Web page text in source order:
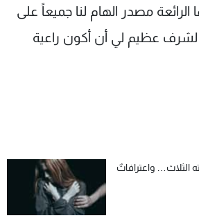
مصدر الهام لنا جميعاً على
لشرف عظيم لي أن أكون راعية
الثلاث… واعترافاتٌ